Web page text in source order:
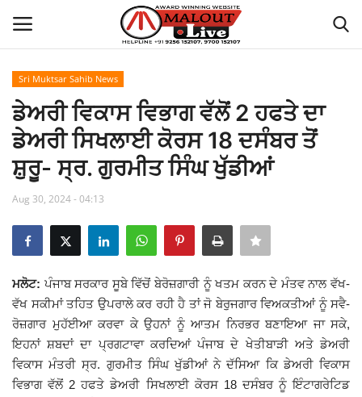
Home
About Us
How to Reach Malout
Malout News
History of Malout
Giddarbaha
Sri Muktsar Sahib News
ਡੇਅਰੀ ਵਿਕਾਸ ਵਿਭਾਗ ਵੱਲੋਂ 2 ਹਫਤੇ ਦਾ
ਡੇਅਰੀ ਸਿਖਲਾਈ ਕੋਰਸ 18 ਦਸੰਬਰ ਤੋਂ
ਸ਼ੁਰੂ- ਸ੍ਰ. ਗੁਰਮੀਤ ਸਿੰਘ ਖੁੱਡੀਆਂ
Aug 30, 2024 - 04:13
ਮਲੋਟ: ਪੰਜਾਬ ਸਰਕਾਰ ਸੂਬੇ ਵਿੱਚੋਂ ਬੇਰੋਜ਼ਗਾਰੀ ਨੂੰ ਖਤਮ ਕਰਨ ਦੇ ਮੰਤਵ ਨਾਲ ਵੱਖ-
ਵੱਖ ਸਕੀਮਾਂ ਤਹਿਤ ਉਪਰਾਲੇ ਕਰ ਰਹੀ ਹੈ ਤਾਂ ਜੋ ਬੇਰੁਜਗਾਰ ਵਿਅਕਤੀਆਂ ਨੂੰ ਸਵੈ-
ਰੋਜ਼ਗਾਰ ਮੁਹੱਈਆ ਕਰਵਾ ਕੇ ਉਹਨਾਂ ਨੂੰ ਆਤਮ ਨਿਰਭਰ ਬਣਾਇਆ ਜਾ ਸਕੇ,
ਇਹਨਾਂ ਸ਼ਬਦਾਂ ਦਾ ਪ੍ਰਗਟਾਵਾ ਕਰਦਿਆਂ ਪੰਜਾਬ ਦੇ ਖੇਤੀਬਾੜੀ ਅਤੇ ਡੇਅਰੀ
ਵਿਕਾਸ ਮੰਤਰੀ ਸ੍ਰ. ਗੁਰਮੀਤ ਸਿੰਘ ਖੁੱਡੀਆਂ ਨੇ ਦੱਸਿਆ ਕਿ ਡੇਅਰੀ ਵਿਕਾਸ
ਵਿਭਾਗ ਵੱਲੋਂ 2 ਹਫਤੇ ਡੇਅਰੀ ਸਿਖਲਾਈ ਕੋਰਸ 18 ਦਸੰਬਰ ਨੂੰ ਇੰਟਾਗਰੇਟਿਡ